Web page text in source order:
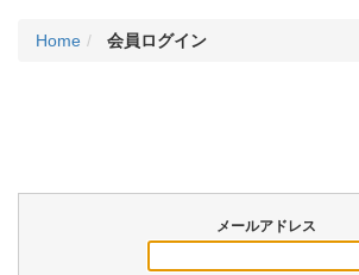
Home 会員ログイン
メールアドレス